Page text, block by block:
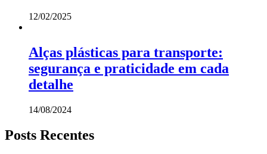
12/02/2025
Alças plásticas para transporte:
segurança e praticidade em cada
detalhe
14/08/2024
Posts Recentes